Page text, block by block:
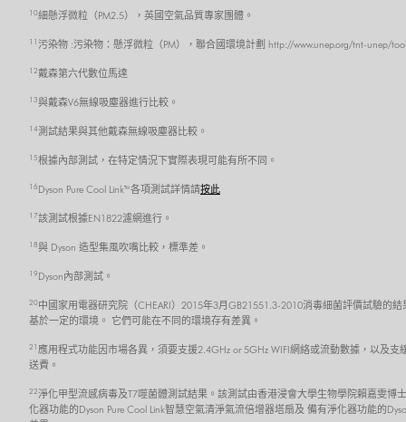
10細懸浮微粒（PM2.5），英國空氣品質專家團體。
11 污染物 :污染物：懸浮微粒（PM），聯合國環境計劃 http://www.unep.org/tnt-unep/
12戴森第六代數位馬達
13與戴森V6無線吸塵器進行比較。
14 測試結果與其他戴森無線吸塵器比較。
15根據內部測試，在特定情況下實際表現可能有所不同。
16 Dyson Pure Cool Link™ 各項測試詳情請按此
17該測試根據EN1822濾網進行。
18與 Dyson 造型集風吹嘴比較，標準差。
19 Dyson內部測試。
20中國家用電器研究院（CHEARI）2015年3月GB21551.3-2010消毒細菌評價試驗的
基於一定的環境。 它們可能在不同的環境存有差異。
21 應用程式功能因市場各異，須要支援2.4GHz or 5GHz WIFI網絡或流動數據，以及
送費。
22淨化甲型流感病毒及T7噬菌體測試結果。該測試由香港浸會大學生物學院賴嘉雯
化器功能的Dyson Pure Cool Link智慧空氣清淨氣流倍增器塔扇及 備有淨化器功能的